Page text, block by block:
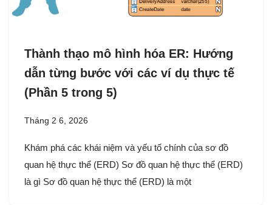
Thành thạo mô hình hóa ER: Hướng
dẫn từng bước với các ví dụ thực tế
(Phần 5 trong 5)
Tháng 2 6, 2026
Khám phá các khái niệm và yếu tố chính của sơ đồ
quan hệ thực thể (ERD) Sơ đồ quan hệ thực thể (ERD)
là gì Sơ đồ quan hệ thực thể (ERD) là một